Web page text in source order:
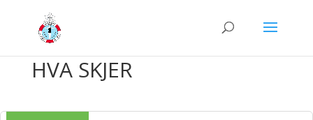
HVA SKJER